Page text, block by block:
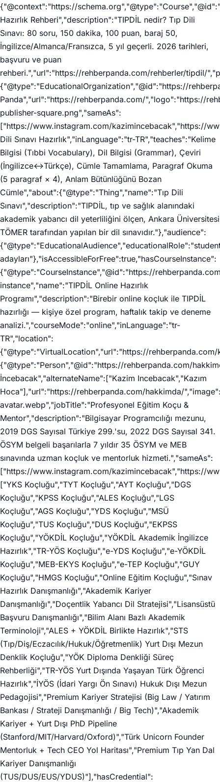
{"@context":"https://
Hazırlık Rehberi","description":"TIPDİL nedir? Tıp Dili
Sınavı: 80 soru, 150 dakika, 100 puan, baraj 50,
İngilizce/Almanca/Fransızca, 5 yıl geçerli. 2026 tarihleri,
başvuru ve puan
rehberi.","url":"https://rehberpanda.com/rehberler/tipdil/
{"@type":"EducationalOrganization","@id":"https://
Panda","url":"https://rehberpanda.com/","logo":"https://
publisher-square.png","sameAs":
["https://www.instagram.com/kazimincebacak","https://
Dili Sınavı Hazırlık","inLanguage":"tr-TR","teaches":"Kelime
Bilgisi (Tıbbi Vocabulary), Dil Bilgisi (Grammar), Çeviri
(İngilizce↔Türkçe), Cümle Tamamlama, Paragraf Okuma
(5 paragraf × 4), Anlam Bütünlüğünü Bozan
Cümle","about":{"@type":"Thing","name":"Tıp Dili
Sınavı","description":"TIPDİL, tıp ve sağlık alanındaki
akademik yabancı dil yeterliliğini ölçen, Ankara Üniversitesi
TÖMER tarafından yapılan bir dil sınavıdır."},"audience":
adayları"},"isAccessibleForFree":true,"hasCourseInstance":
{"@type":"CourseInstance","@id":"https://
instance","name":"TIPDİL Online Hazırlık
Programı","description":"Birebir online koçluk ile TIPDİL
hazırlığı — kişiye özel program, haftalık takip ve deneme
analizi.","courseMode":"online","inLanguage":"tr-
TR","location":
{"@type":"VirtualLocation","url":"https://
{"@type":"Person","@id":"https://rehberpanda.com/
İncebacak","alternateName":["Kazim Incebacak","Kazım
Hoca"],"url":"https://rehberpanda.com/hakkimda/
avatar.webp","jobTitle":"Profesyonel Eğitim Koçu &
Mentor","description":"Bilgisayar Programcılığı mezunu,
2019 DGS Sayısal Türkiye 299.'su, 2022 DGS Sayısal 341.
ÖSYM belgeli başarılarla 7 yıldır 35 ÖSYM ve MEB
sınavında uzman koçluk ve mentorluk hizmeti.","sameAs":
["https://www.instagram.com/kazimincebacak","https://
["YKS Koçluğu","TYT Koçluğu","AYT Koçluğu","DGS
Koçluğu","KPSS Koçluğu","ALES Koçluğu","LGS
Koçluğu","AGS Koçluğu","YDS Koçluğu","MSÜ
Koçluğu","TUS Koçluğu","DUS Koçluğu","EKPSS
Koçluğu","YÖKDİL Koçluğu","YÖKDİL Akademik İngilizce
Hazırlık","TR-YÖS Koçluğu","e-YDS Koçluğu","e-YÖKDİL
Koçluğu","MEB-EKYS Koçluğu","e-TEP Koçluğu","GUY
Koçluğu","HMGS Koçluğu","Online Eğitim Koçluğu","Sınav
Hazırlık Danışmanlığı","Akademik Kariyer
Danışmanlığı","Doçentlik Yabancı Dil Stratejisi","Lisansüstü
Başvuru Danışmanlığı","Bilim Alanı Bazlı Akademik
Terminoloji","ALES + YÖKDİL Birlikte Hazırlık","STS
(Tıp/Diş/Eczacılık/Hukuk/Öğretmenlik) Yurt Dışı Mezun
Denklik Koçluğu","YÖK Diploma Denkliği Süreç
Rehberliği","TR-YÖS Yurt Dışında Yaşayan Türk Öğrenci
Hazırlık","İYÖS (İdari Yargı Ön Sınavı) Hukuk Dışı Mezun
Pedagojisi","Premium Kariyer Stratejisi (Big Law / Yatırım
Bankası / Strateji Danışmanlığı / Big Tech)","Akademik
Kariyer + Yurt Dışı PhD Pipeline
(Stanford/MIT/Harvard/Oxford)","Türk Unicorn Founder
Mentorluk + Tech CEO Yol Haritası","Premium Tıp Yan Dal
Kariyer Danışmanlığı
(TUS/DUS/EUS/YDUS)"],"hasCredential":